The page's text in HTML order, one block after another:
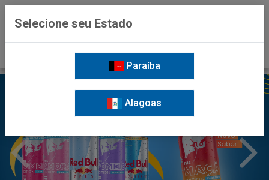
Selecione seu Estado
Paraíba
Alagoas